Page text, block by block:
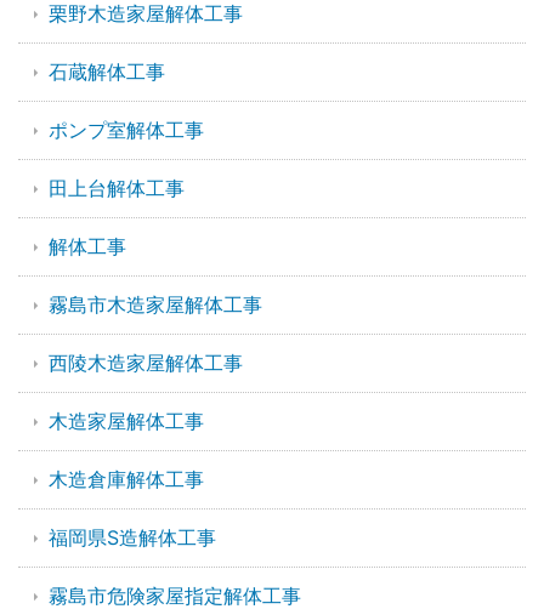
栗野木造家屋解体工事
石蔵解体工事
ポンプ室解体工事
田上台解体工事
解体工事
霧島市木造家屋解体工事
西陵木造家屋解体工事
木造家屋解体工事
木造倉庫解体工事
福岡県S造解体工事
霧島市危険家屋指定解体工事